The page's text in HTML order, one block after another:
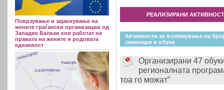
Поврзување и зајакнување на
жените граѓански организации од
Западен Балкан кои работат на
правата на жените и родовата
еднаквост
РЕАЛИЗИРАНИ
Активности за зголемување на
семинари и обуки
Организирани 47
регионалната
тоа го можат”